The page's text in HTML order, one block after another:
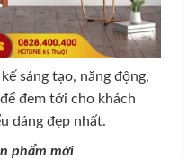
sáng tạo, năng động,
đem tới cho khách
dáng đẹp nhất.
phẩm mới